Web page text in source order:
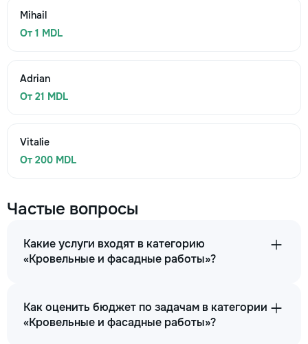
Mihail
От 1 MDL
Adrian
От 21 MDL
Vitalie
От 200 MDL
Частые вопросы
Какие услуги входят в категорию
«Кровельные и фасадные работы»?
Как оценить бюджет по задачам в категории
«Кровельные и фасадные работы»?